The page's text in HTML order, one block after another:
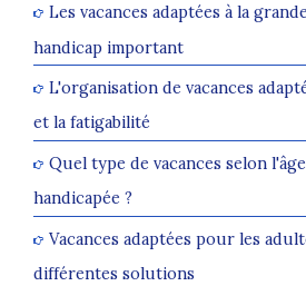
Les vacances adaptées à la
handicap important
L'organisation de vacances
et la fatigabilité
Quel type de vacances selon
handicapée ?
Vacances adaptées pour les
différentes solutions